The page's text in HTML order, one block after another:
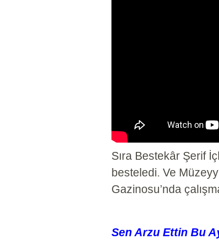
Sıra Bestekâr Şerif
besteledi. Ve
Gazinosu’nda
Sen Arzu Ettin Bu